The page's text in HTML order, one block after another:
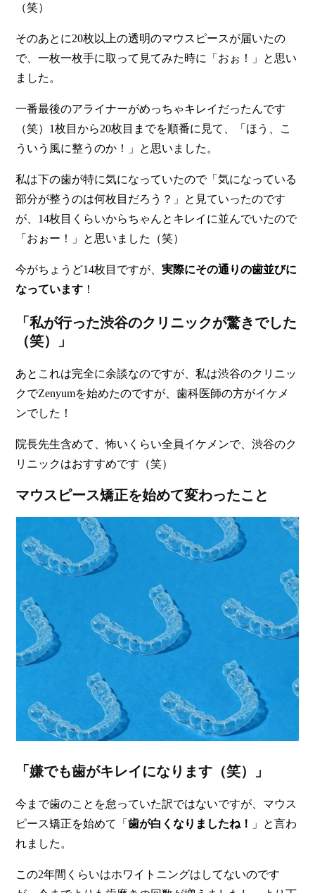
（笑）
そのあとに20枚以上の透明のマウスピースが届いたの
で、一枚一枚手に取って見てみた時に「おぉ！」と思い
ました。
一番最後のアライナーがめっちゃキレイだったんです
（笑）1枚目から20枚目までを順番に見て、「ほう、こ
ういう風に整うのか！」と思いました 。
私は下の歯が特に気になっていたので「気になっている
部分が整うのは何枚目だろう？」と見ていったのです
が、14枚目くらいからちゃんとキレイに並んでいたので
「おぉー！」と思いました（笑）
今がちょうど14枚目ですが、実際にその通りの歯並びに
なっています ！
「私が行った渋谷のクリニックが驚きでした
（笑）」
あとこれは完全に余談なのですが、私は渋谷のクリニッ
クでZenyumを始めたのですが、歯科医師の方がイケメ
ンでした！
院長先生含めて、怖いくらい全員イケメンで、渋谷のク
リニックはおすすめです（笑）
マウスピース矯正を始めて変わったこと
「嫌でも歯がキレイになります（笑）」
今まで歯のことを怠っていた訳ではないですが、マウス
ピース矯正を始めて「歯が白くなりましたね！
」と言わ
れました。
この2年間くらいはホワイトニングはしてないのです